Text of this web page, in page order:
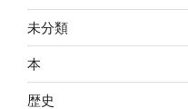
未分類
本
歴史